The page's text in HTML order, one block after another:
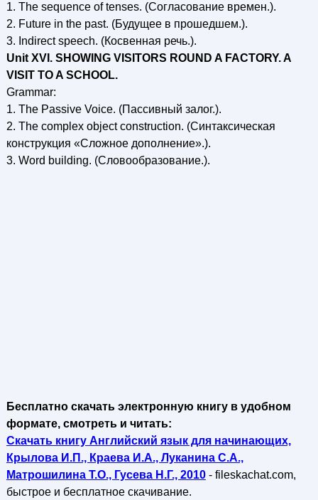
1. The sequence of tenses. (Согласование времен.).
2. Future in the past. (Будущее в прошедшем.).
3. Indirect speech. (Косвенная речь.).
Unit XVI. SHOWING VISITORS ROUND A FACTORY. A
VISIT TO A SCHOOL.
Grammar:
1. The Passive Voice. (Пассивный залог.).
2. The complex object construction. (Синтаксическая
конструкция «Сложное дополнение».).
3. Word building. (Словообразование.).
Бесплатно скачать электронную книгу в удобном
формате, смотреть и читать:
Скачать книгу Английский язык для начинающих,
Крылова И.П., Краева И.А., Луканина С.А.,
Матрошилина Т.О., Гусева Н.Г., 2010- fileskachat.com,
быстрое и бесплатное скачивание.